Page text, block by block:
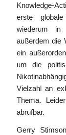
Knowledge-
erste
wiederum in
außerdem die
ein
um die
Vielzahl an
Thema.
abrufbar.
Gerry